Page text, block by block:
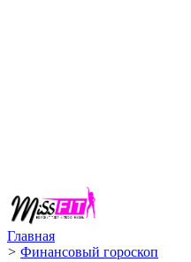
Главная
> Финансовый гороскоп